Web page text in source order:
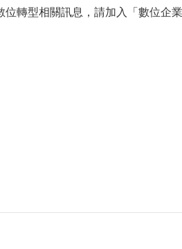
型相關訊息，請加入「數位企業